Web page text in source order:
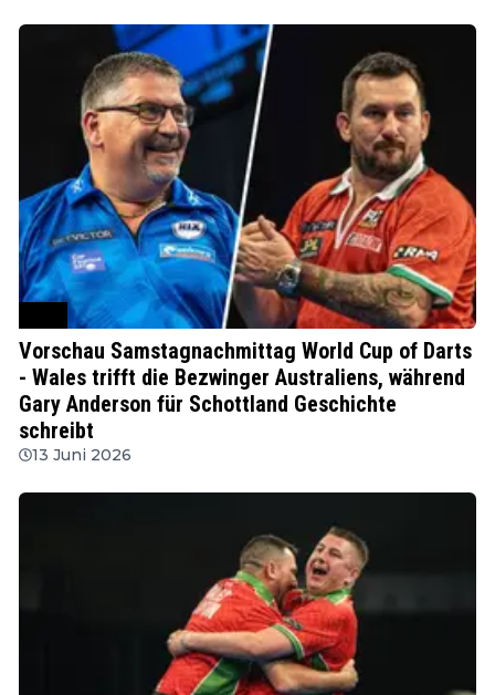
Vorschau Samstagnachmittag World Cup of Darts
- Wales trifft die Bezwinger Australiens, während
Gary Anderson für Schottland Geschichte
schreibt
13 Juni 2026